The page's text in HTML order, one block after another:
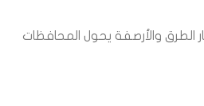
الطرق والأرصفة يحول المحافظات